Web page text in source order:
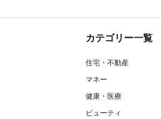
カテゴリー一覧
住宅・不動産
マネー
健康・医療
ビューティ